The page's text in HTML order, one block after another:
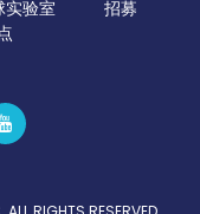
实验室
招募